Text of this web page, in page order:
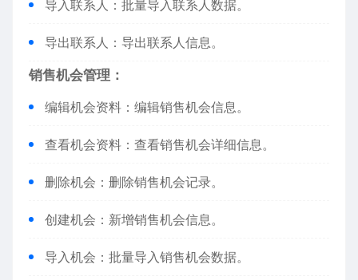
导入联系人：批量导入联系人数据。
导出联系人：导出联系人信息。
销售机会管理：
编辑机会资料：编辑销售机会信息。
查看机会资料：查看销售机会详细信息。
删除机会：删除销售机会记录。
创建机会：新增销售机会信息。
导入机会：批量导入销售机会数据。